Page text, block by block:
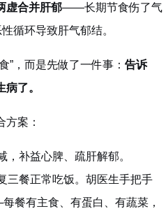
虚合并肝郁——长期节食伤了气
循环导致肝气郁结。
”，而是先做了一件事： 告诉
了。
案：
，补益心脾、疏肝解郁。
三餐正常吃饭。胡医生手把手
餐有主食、有蛋白、有蔬菜，